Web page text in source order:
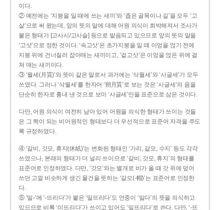
이다.
② 예전에는 ‘지붕을 일 때에 쓰는 새끼’와 ‘좁은 골목이나 길’을 모두 ‘고
샅’으로 써 왔는데, 앞의 뜻의 말에 대해 어원 의식이 희박해져서 조사가
붙은 형태가 [고사시/고사슬] 등으로 발음되고 있으므로 앞의 뜻의 말을
‘고삿’으로 정한 것이다. ‘속고삿’은 초가지붕을 일 때 이엉을 얹기 전에
지붕 위에 건너질러 잡아매는 새끼이고, ‘겉고삿’은 이엉을 얹은 위에 걸
쳐 매는 새끼이다.
③ ‘월세(月貰)’와 뜻이 같은 말로서 과거에는 ‘삭월세’와 ‘사글세’가 모두
쓰였다. 그러나 ‘삭월세’를 한자어 ‘朔月貰’로 보는 것은 ‘사글세’의 음을
단순히 한자로 흉내 낸 것으로 보아 ‘사글세’만을 표준으로 삼은 것이다.
다만, 어원 의식이 여전히 남아 있어 어원을 의식한 형태가 쓰이는 것들
은 그 짝이 되는 비어원적인 형태보다 더 우선적으로 표준어 자격을 주도
록 규정하였다.
④ ‘갈비, 갓모, 휴지(休紙)’는 변화된 형태인 ‘가리, 갈모, 수지’ 등도 각각
쓰였으나, 본래의 형태가 더 널리 쓰이므로 ‘갈비, 갓모, 휴지’의 형태를
표준어로 인정하였다. 다만, ‘갓모’와는 별개로 비가 올 때 갓 위에 덮어
쓰던 고깔 비슷하게 생긴 물건을 뜻하는 ‘갈모(-帽)’는 표준어로 인정한
다.
⑤ ‘밀-’에 ‘-뜨리다’가 붙은 ‘밀뜨리다’도 언중이 ‘밀다’의 뜻을 의식하고
있으므로 비록 ‘미뜨리다’가 쓰이고 있어도 ‘밀뜨리다’로 쓴다. 다만, ‘-뜨